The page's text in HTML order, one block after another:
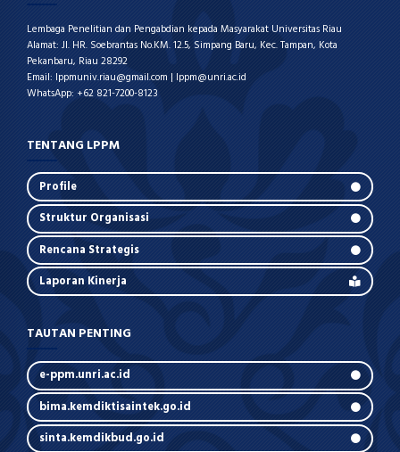
Lembaga Penelitian dan Pengabdian kepada Masyarakat Universitas Riau
Alamat: Jl. HR. Soebrantas No.KM. 12.5, Simpang Baru, Kec. Tampan, Kota
Pekanbaru, Riau 28292
Email: lppmuniv.riau@gmail.com | lppm@unri.ac.id
WhatsApp: +62 821-7200-8123
TENTANG LPPM
Profile
Struktur Organisasi
Rencana Strategis
Laporan Kinerja
TAUTAN PENTING
e-ppm.unri.ac.id
bima.kemdiktisaintek.go.id
sinta.kemdikbud.go.id